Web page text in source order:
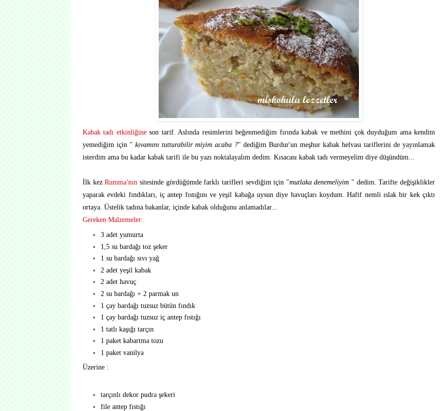
Kabak tadı etkinliğineson tarif. Aslında resimlerini beğenmediğim fırında kabak ve methini çok duyduğum ama kendim
yemediğim için " kıvamını tutturabilir miyim acaba ?" dediğim Burdur'un meşhur kabak helvası tariflerini de yayınlamak
isterdim ama bu kadar kabak tarifi ile bu yazı noktalayalım dedim. Kısacası kabak tadı vermeyelim diye düşündüm...
İlk kezRumma'nın sitesinde gördüğümde farklı tarifleri sevdiğim için "mutlaka denemeliyim " dedim. Tarifte değişiklikler
yaparak evdeki fındıkları, iç antep fıstığını ve yeşil kabağa uysun diye havuçları koydum. Hafif nemli ıslak bir kek çıktı
ortaya. Üstelik tadına bakanlar, içinde kabak olduğunu anlamadılar...
Gereken Malzemeler:
3 adet yumurta
1,5 su bardağı toz şeker
1 su bardağı sıvı yağ
2 adet yeşil kabak
2 adet havuç
2 su bardağı + 2 parmak un
1 çay bardağı tuzsuz bütün fındık
1 çay bardağı tuzsuz iç antep fıstığı
1 tatlı kaşığı tarçın
1 paket kabartma tozu
1 paket vanilya
Üzerine :
tarçınlı dekor pudra şekeri
file antep fıstığı